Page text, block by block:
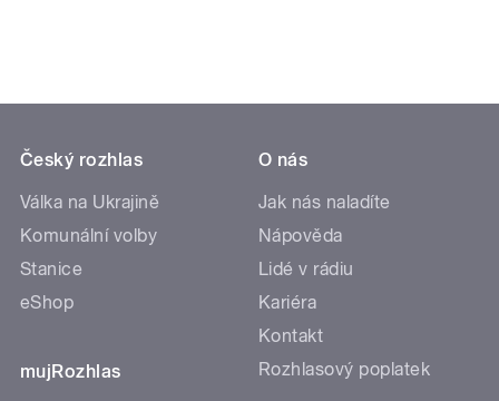
Český rozhlas
Válka na Ukrajině
Komunální volby
Stanice
eShop
mujRozhlas
O nás
Jak nás naladíte
Nápověda
Lidé v rádiu
Kariéra
Kontakt
Rozhlasový poplatek